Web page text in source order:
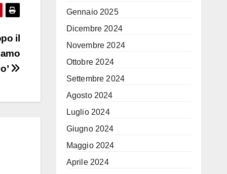
il
Gennaio 2025
Dicembre 2024
Novembre 2024
Ottobre 2024
Settembre 2024
Agosto 2024
Luglio 2024
Giugno 2024
Maggio 2024
Aprile 2024